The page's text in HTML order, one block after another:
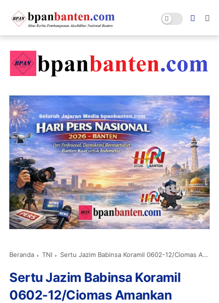
Beranda TNI Sertu Jazim Babinsa Koramil 0602-12/Ciomas Amankan Granat Aktif Dan Munisi Dari Keluarga Veteran
Sertu Jazim Babinsa Koramil
0602-12/Ciomas Amankan